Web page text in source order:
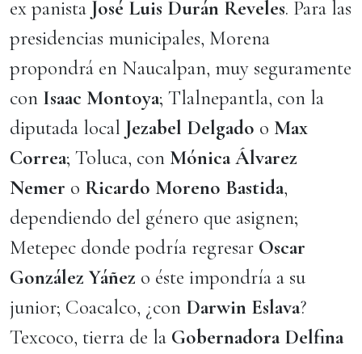
ex panista José Luis Durán Reveles. Para las
presidencias municipales, Morena
propondrá en Naucalpan, muy seguramente
con Isaac Montoya; Tlalnepantla, con la
diputada local Jezabel Delgado o Max
Correa; Toluca, con Mónica Álvarez
Nemer o Ricardo Moreno Bastida,
dependiendo del género que asignen;
Metepec donde podría regresar Oscar
González Yáñez o éste impondría a su
junior; Coacalco, ¿con Darwin Eslava?
Texcoco, tierra de la Gobernadora Delfina